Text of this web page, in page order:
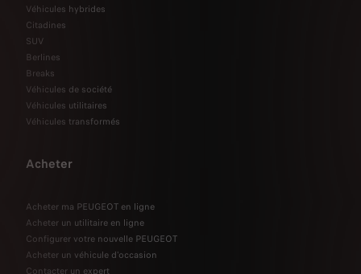
Véhicules hybrides
Citadines
SUV
Berlines
Breaks
Véhicules de société
Véhicules utilitaires
Véhicules transformés
Acheter
Acheter ma PEUGEOT en ligne
Acheter un utilitaire en ligne
Configurer votre nouvelle PEUGEOT
Acheter un véhicule d'occasion
Contacter un expert